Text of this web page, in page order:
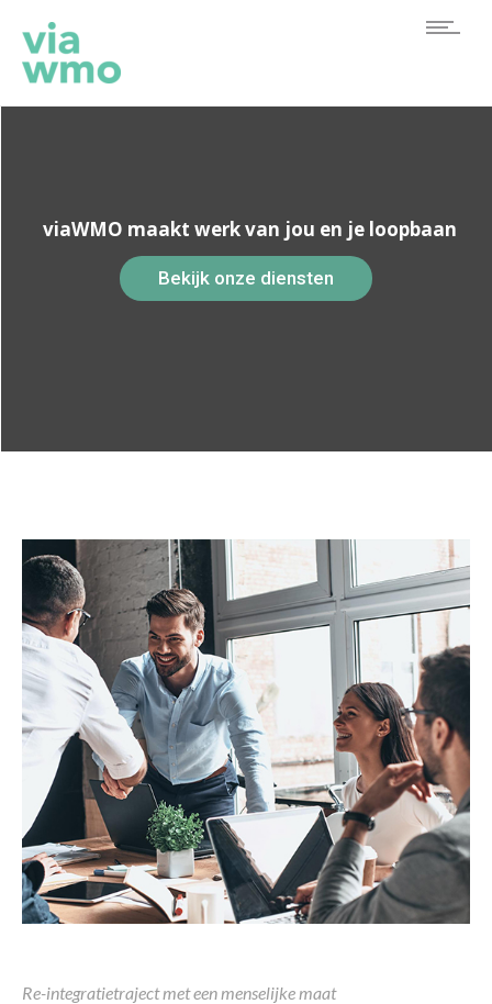
Bekijk onze diensten
viaWMO maakt werk van jou en je loopbaan
Re-integratietraject met een menselijke maat